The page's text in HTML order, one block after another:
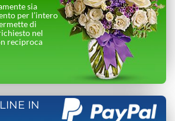
sia
per l’intero
di
nel
reciproca
IN